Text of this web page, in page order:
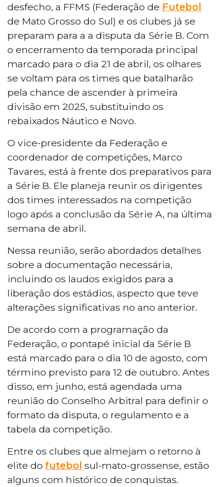
desfecho, a FFMS (Federação de Futebol
de Mato Grosso do Sul) e os clubes já se
preparam para a a disputa da Série B. Com
o encerramento da temporada principal
marcado para o dia 21 de abril, os olhares
se voltam para os times que batalharão
pela chance de ascender à primeira
divisão em 2025, substituindo os
rebaixados Náutico e Novo.
O vice-presidente da Federação e
coordenador de competições, Marco
Tavares, está à frente dos preparativos para
a Série B. Ele planeja reunir os dirigentes
dos times interessados na competição
logo após a conclusão da Série A, na última
semana de abril.
Nessa reunião, serão abordados detalhes
sobre a documentação necessária,
incluindo os laudos exigidos para a
liberação dos estádios, aspecto que teve
alterações significativas no ano anterior.
De acordo com a programação da
Federação, o pontapé inicial da Série B
está marcado para o dia 10 de agosto, com
término previsto para 12 de outubro. Antes
disso, em junho, está agendada uma
reunião do Conselho Arbitral para definir o
formato da disputa, o regulamento e a
tabela da competição.
Entre os clubes que almejam o retorno à
elite do futebol sul-mato-grossense, estão
alguns com histórico de conquistas.